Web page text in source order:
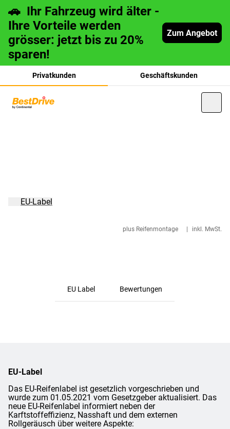
🚗 Ihr Fahrzeug wird älter -
Ihre Vorteile werden
grösser: jetzt bis zu 20%
sparen!
Zum Angebot
Privatkunden Geschäftskunden
plus Reifenmontage inkl. MwSt.
EU-Label
EU Label Bewertungen
EU-Label
Das EU-Reifenlabel ist gesetzlich vorgeschrieben und
wurde zum 01.05.2021 vom Gesetzgeber aktualisiert. Das
neue EU-Reifenlabel informiert neben der
Karftstoffeffizienz, Nasshaft und dem externen
Rollgeräusch über weitere Aspekte: